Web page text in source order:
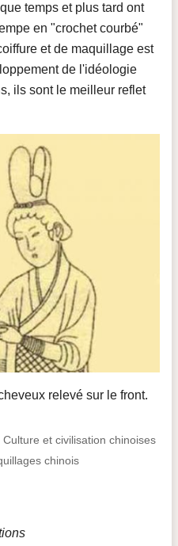
temps et plus tard ont
en "crochet courbé"
et de maquillage est
de l'idéologie
ils sont le meilleur reflet
relevé sur le front.
Culture et civilisation chinoises
chinois